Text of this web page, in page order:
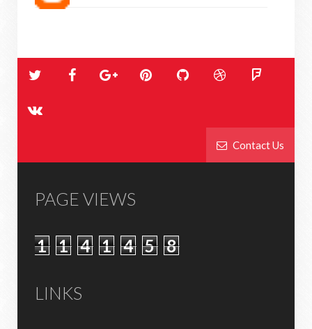
Contact Us
PAGE VIEWS
1 1 4 1 4 5 8
LINKS